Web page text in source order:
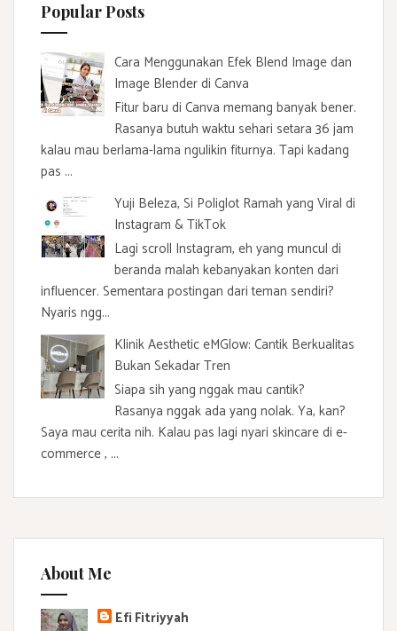
Popular Posts
Cara Menggunakan Efek Blend Image dan
Image Blender di Canva
Fitur baru di Canva memang banyak bener.
Rasanya butuh waktu sehari setara 36 jam
kalau mau berlama-lama ngulikin fiturnya. Tapi kadang
pas ...
Yuji Beleza, Si Poliglot Ramah yang Viral di
Instagram & TikTok
Lagi scroll Instagram, eh yang muncul di
beranda malah kebanyakan konten dari
influencer. Sementara postingan dari teman sendiri?
Nyaris ngg...
Klinik Aesthetic eMGlow: Cantik Berkualitas
Bukan Sekadar Tren
Siapa sih yang nggak mau cantik?
Rasanya nggak ada yang nolak. Ya, kan?
Saya mau cerita nih. Kalau pas lagi nyari skincare di e-
commerce , ...
About Me
Efi Fitriyyah